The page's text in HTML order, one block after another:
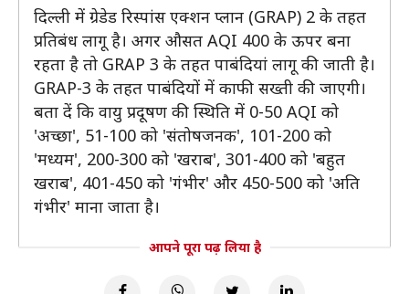
दिल्ली में ग्रेडेड रिस्पांस एक्शन प्लान (GRAP) 2 के तहत
प्रतिबंध लागू है। अगर औसत AQI 400 के ऊपर बना
रहता है तो GRAP 3 के तहत पाबंदियां लागू की जाती है।
GRAP-3 के तहत पाबंदियों में काफी सख्ती की जाएगी।
बता दें कि वायु प्रदूषण की स्थिति में 0-50 AQI को
'अच्छा', 51-100 को 'संतोषजनक', 101-200 को
'मध्यम', 200-300 को 'खराब', 301-400 को 'बहुत
खराब', 401-450 को 'गंभीर' और 450-500 को 'अति
गंभीर' माना जाता है।
आपने पूरा पढ़ लिया है